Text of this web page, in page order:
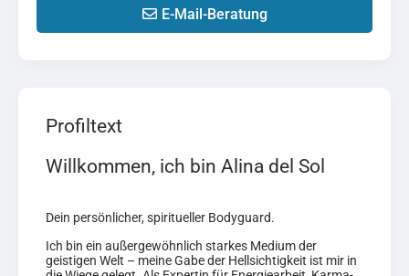
E-Mail-Beratung
Profiltext
Willkommen, ich bin Alina del Sol
Dein persönlicher, spiritueller Bodyguard.
Ich bin ein außergewöhnlich starkes Medium der
geistigen Welt – meine Gabe der Hellsichtigkeit ist mir in